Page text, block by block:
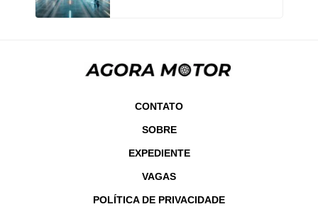
CONTATO
SOBRE
EXPEDIENTE
VAGAS
POLÍTICA DE PRIVACIDADE